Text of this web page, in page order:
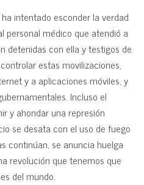
intentado esconder la verdad
personal médico que atendió a
detenidas con ella y testigos de
estas movilizaciones,
y a aplicaciones móviles, y
Incluso el
y ahondar una represión
se desata con el uso de fuego
continúan, se anuncia huelga
revolución que tenemos que
del mundo.